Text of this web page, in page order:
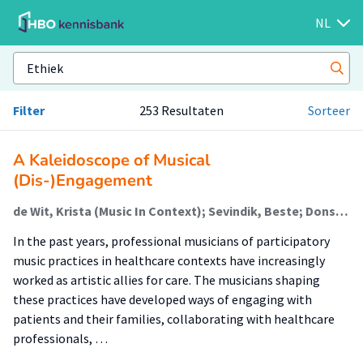
NL
Filter 253 Resultaten Sorteer
A Kaleidoscope of Musical
(Dis-)Engagement
de Wit, Krista (Music In Context); Sevindik, Beste; Dons, Karolien (Music In Context)
In the past years, professional musicians of participatory
music practices in healthcare contexts have increasingly
worked as artistic allies for care. The musicians shaping
these practices have developed ways of engaging with
patients and their families, collaborating with healthcare
professionals, …